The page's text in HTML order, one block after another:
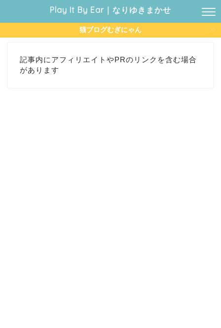
Play It By Ear｜なりゆきまかせ
猫ブログむぎにゃん
記事内にアフィリエイトやPRのリンクを含む場合
があります